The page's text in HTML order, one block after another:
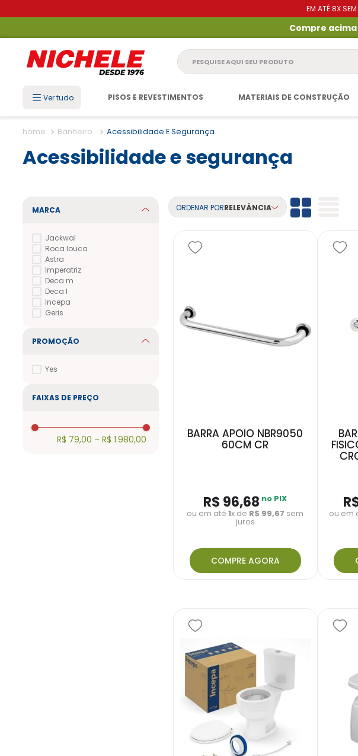
EM ATÉ 8X
Compre
Pesquise aqui seu produto
Ver tudo PISOS E REVESTIMENTOS MATERIAIS DE CONSTRUÇÃO
Banheiro Acessibilidade E Segurança
Acessibilidade e segurança
MARCA
Jackwal
Roca louca
Astra
Imperatriz
Deca m
Deca l
Incepa
Geris
PROMOÇÃO
Yes
FAIXAS DE PREÇO
R$ 79,00 – R$ 1.980,00
ORDENAR PORRELEVÂNCIA
BARRA APOIO NBR9050
60CM CR
R$ 96,68 no PIX
ou em até1x de R$ 99,67 sem
juros
COMPRE AGORA
ou em